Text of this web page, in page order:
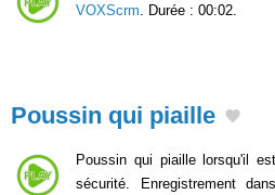
VOXScrm . Durée : 00:02.
Poussin qui piaille
Poussin qui piaille lorsqu'il
sécurité. Enregistrement